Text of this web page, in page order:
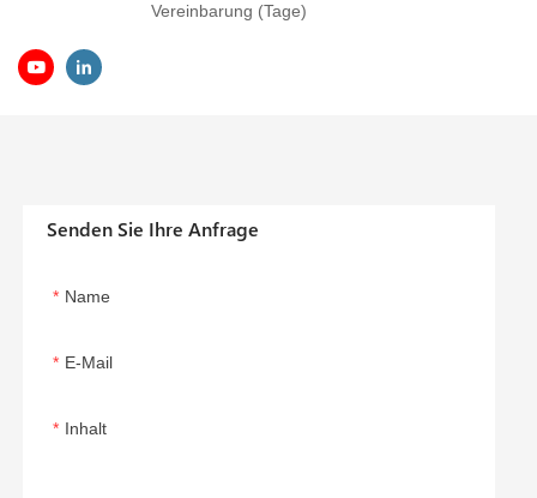
Vereinbarung (Tage)
Senden Sie Ihre Anfrage
Name
E-Mail
Inhalt